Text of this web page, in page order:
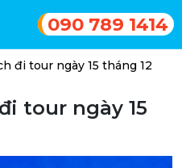
090 789 1414
đi tour ngày 15 tháng 12
tour ngày 15